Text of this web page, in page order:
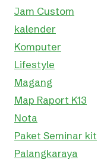
Jam Custom
kalender
Komputer
Lifestyle
Magang
Map Raport K13
Nota
Paket Seminar kit
Palangkaraya